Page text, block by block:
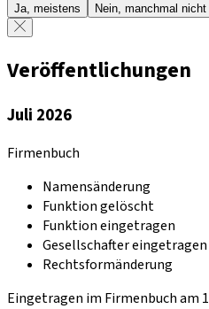
Ja, meistens Nein, manchmal nicht
Veröffentlichungen
Juli 2026
Firmenbuch
Namensänderung
Funktion gelöscht
Funktion eingetragen
Gesellschafter eingetragen
Rechtsformänderung
Eingetragen im Firmenbuch am